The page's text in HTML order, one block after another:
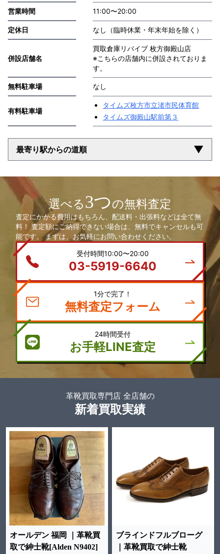
営業時間 11:00〜20:00
定休日 なし（臨時休業・年末年始を除く）
併設店舗名
買取倉庫リバイブ 枚方御殿山店
※こちらの店舗内に併設されておりま
す。
無料駐車場 なし
有料駐車場
タイムズ枚方市立渚市民体育館
タイムズ御殿山駅前第３
最寄り駅からの道順 ▼
選べる3つの無料査定
査定にかかる費用はもちろん、配送料・出張料などは全て無
料！ 査定額にご納得できない場合は、無料でキャンセルも可
能です。 まずは、お気軽にお問い合わせください。
受付時間10:00〜20:00
03-5919-6640
1分で完了！
無料査定フォーム
24時間受付
お手軽LINE査定
革靴買取専門店 全店舗の
新着買取実績
オールデン 福岡 ｜革靴買
取で紳士靴[Alden N9402]
ブラインドフルブローグ
｜革靴買取で紳士靴